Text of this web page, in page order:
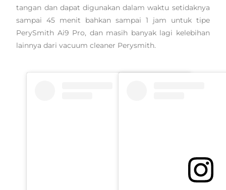
tangan dan dapat digunakan dalam waktu setidaknya
sampai 45 menit bahkan sampai 1 jam untuk tipe
PerySmith Ai9 Pro, dan masih banyak lagi kelebihan
lainnya dari vacuum cleaner Perysmith.